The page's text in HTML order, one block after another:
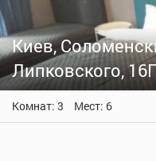
Киев,
Липковского, 16Г
Комнат: 3 Мест: 6